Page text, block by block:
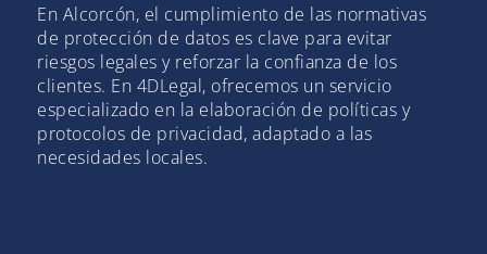
En Alcorcón, el cumplimiento de las normativas
de protección de datos es clave para evitar
riesgos legales y reforzar la confianza de los
clientes. En 4DLegal, ofrecemos un servicio
especializado en la elaboración de políticas y
protocolos de privacidad, adaptado a las
necesidades locales.